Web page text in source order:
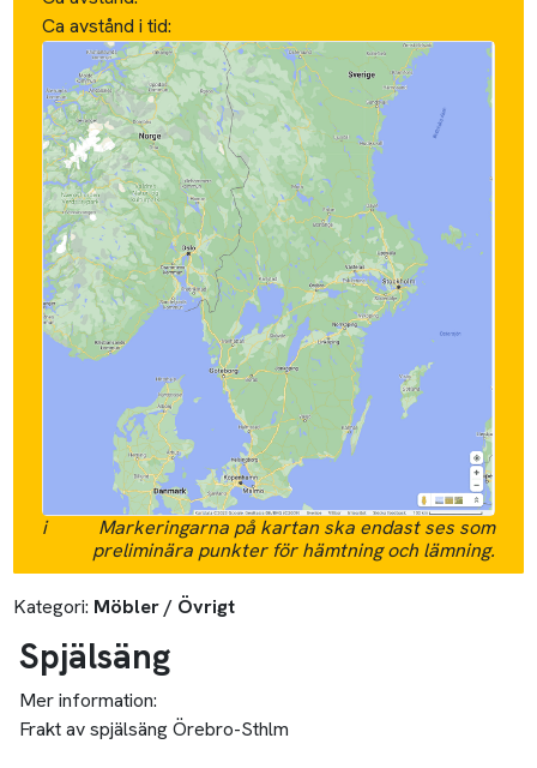
Ca avstånd i tid:
i
Markeringarna på kartan ska endast ses som
preliminära punkter för hämtning och lämning.
Kategori: Möbler / Övrigt
Spjälsäng
Mer information:
Frakt av spjälsäng Örebro-Sthlm